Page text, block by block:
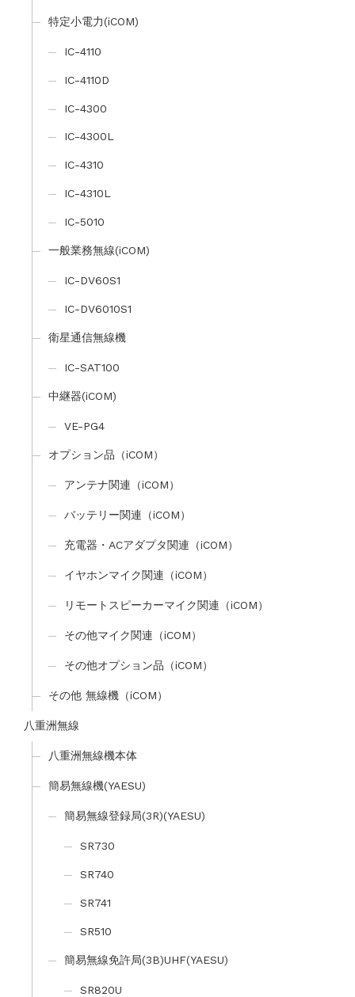
特定小電力(iCOM)
IC-4110
IC-4110D
IC-4300
IC-4300L
IC-4310
IC-4310L
IC-5010
一般業務無線(iCOM)
IC-DV60S1
IC-DV6010S1
衛星通信無線機
IC-SAT100
中継器(iCOM)
VE-PG4
オプション品（iCOM）
アンテナ関連（iCOM）
バッテリー関連（iCOM）
充電器・ACアダプタ関連（iCOM）
イヤホンマイク関連（iCOM）
リモートスピーカーマイク関連（iCOM）
その他マイク関連（iCOM）
その他オプション品（iCOM）
その他 無線機（iCOM）
八重洲無線
八重洲無線機本体
簡易無線機(YAESU)
簡易無線登録局(3R)(YAESU)
SR730
SR740
SR741
SR510
簡易無線免許局(3B)UHF(YAESU)
SR820U